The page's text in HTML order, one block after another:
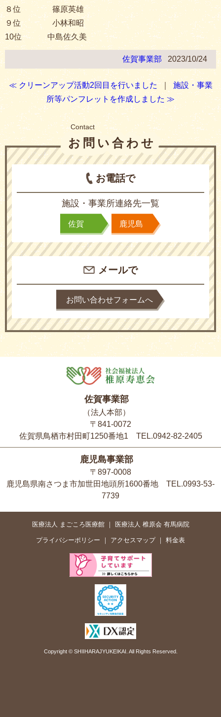
８位 篠原英雄
９位 小林和昭
10位 中島佐久美
佐賀事業部 2023/10/24
≪ クリーンアップ活動2回目を行いました｜施設・事業
所等パンフレットを作成しました ≫
Contact
お問い合わせ
お電話で
施設・事業所連絡先一覧
佐賀 鹿児島
メールで
お問い合わせフォームへ
佐賀事業部
（法人本部）
〒841-0072
佐賀県鳥栖市村田町1250番地1 TEL.0942-82-2405
鹿児島事業部
〒897-0008
鹿児島県南さつま市加世田地頭所1600番地 TEL.0993-53-
7739
医療法人 まごころ医療館 医療法人 椎原会 有馬病院
プライバシーポリシー アクセスマップ 料金表
Copyright © SHIIHARAJYUKEIKAI. All Rights Reserved.